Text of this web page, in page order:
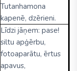
Tutanhamona
kapenē, dzērieni.
Līdzi jāņem: pase!
siltu apģērbu,
fotoaparātu, ērtus
apavus,